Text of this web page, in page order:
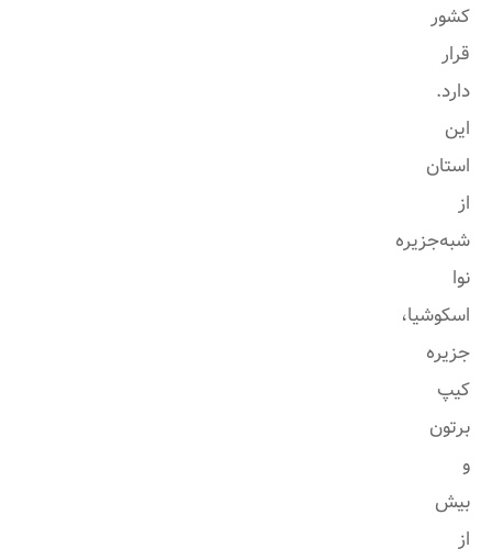
کشور
قرار
دارد.
این
استان
شبه‌جزیره
نوا
اسکوشیا،
جزیره
کیپ
برتون
بیش